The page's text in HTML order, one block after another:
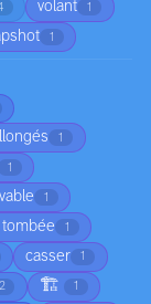
volant 1
1
1
1
1
1
casser 1
2 🏗️ 1